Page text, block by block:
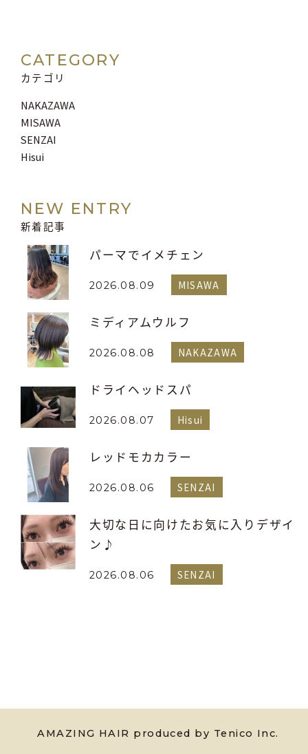
CATEGORY
カテゴリ
NAKAZAWA
MISAWA
SENZAI
Hisui
NEW ENTRY
新着記事
パーマでイメチェン
2026.08.09 MISAWA
ミディアムウルフ
2026.08.08 NAKAZAWA
ドライヘッドスパ
2026.08.07 Hisui
レッドモカカラー
2026.08.06 SENZAI
大切な日に向けたお気に入りデザイ
ン♪
2026.08.06 SENZAI
AMAZING HAIR produced by Tenico Inc.